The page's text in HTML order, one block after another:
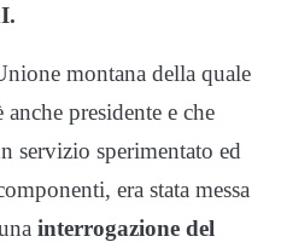
montana della quale
anche presidente e che
servizio sperimentato ed
era stata messa
interrogazione del